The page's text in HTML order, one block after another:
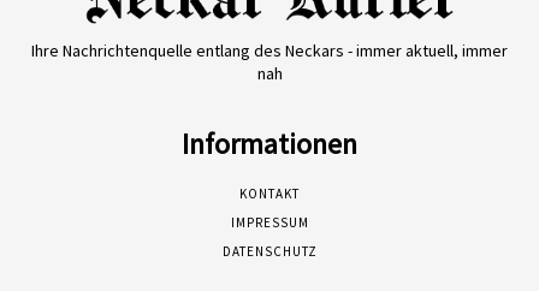
Ihre Nachrichtenquelle entlang des Neckars - immer aktuell, immer
nah
Informationen
KONTAKT
IMPRESSUM
DATENSCHUTZ